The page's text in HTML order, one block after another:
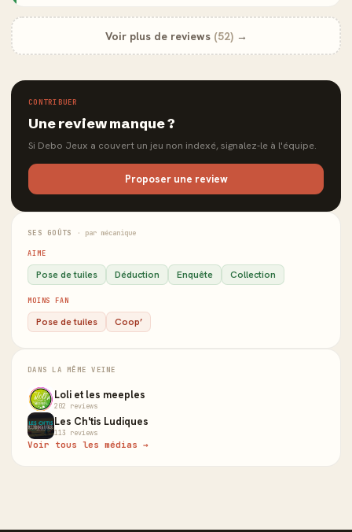
Voir plus de reviews (52)→
CONTRIBUER
Une review manque ?
Si Debo Jeux a couvert un jeu non indexé, signalez-le à l'équipe.
Proposer une review
SES GOÛTS · par mécanique
AIME
Pose de tuiles Déduction Enquête Collection
MOINS FAN
Pose de tuiles Coop’
DANS LA MÊME VEINE
Loli et les meeples
202 reviews
Les Ch'tis Ludiques
113 reviews
Voir tous les médias →